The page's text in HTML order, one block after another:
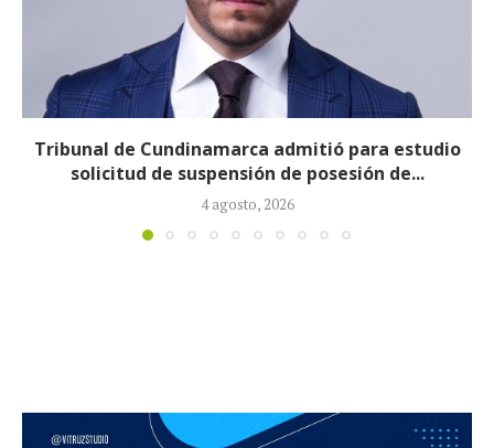
Reducirán afiliados de la Nueva EPS: propuesta de
la ministra de Salud...
3 agosto, 2026